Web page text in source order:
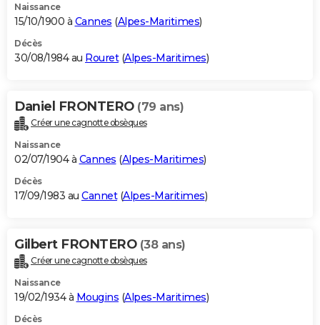
Naissance
15/10/1900 à Cannes (Alpes-Maritimes)
Décès
30/08/1984 au Rouret(Alpes-Maritimes)
Daniel FRONTERO (79 ans)
Créer une cagnotte obsèques
Naissance
02/07/1904 à Cannes (Alpes-Maritimes)
Décès
17/09/1983 au Cannet(Alpes-Maritimes)
Gilbert FRONTERO (38 ans)
Créer une cagnotte obsèques
Naissance
19/02/1934 à Mougins (Alpes-Maritimes)
Décès